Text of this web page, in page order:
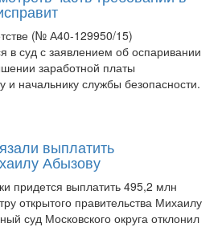
суд с заявлением об оспаривании
заработной платы
и начальнику службы безопасности.
Абызову
придется выплатить 495,2 млн
открытого правительства Михаилу
суд Московского округа отклонил
по страхованию вкладов,
...